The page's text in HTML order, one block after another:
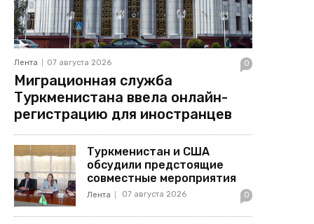
Лента 07 августа 2026 0
Миграционная служба
Туркменистана ввела онлайн-
регистрацию для иностранцев
Туркменистан и США
обсудили предстоящие
совместные мероприятия
Лента 07 августа 2026 0